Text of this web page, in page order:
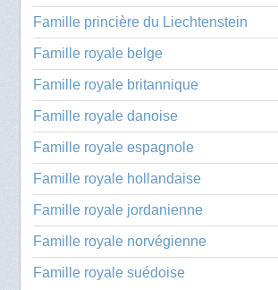
Famille princière du Liechtenstein
Famille royale belge
Famille royale britannique
Famille royale danoise
Famille royale espagnole
Famille royale hollandaise
Famille royale jordanienne
Famille royale norvégienne
Famille royale suédoise